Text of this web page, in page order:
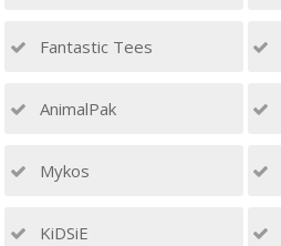
Fantastic Tees
AnimalPak
Mykos
KiDSiE